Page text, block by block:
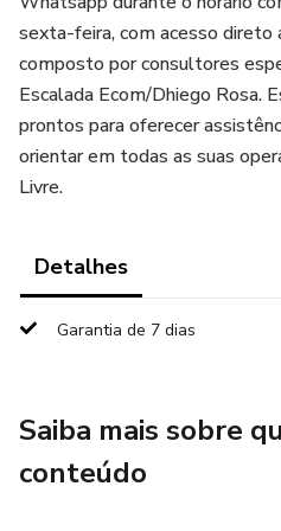
sexta-feira, com acesso direto
composto por consultores
Escalada Ecom/Dhiego Rosa.
prontos para oferecer
orientar em todas as suas
Livre.
Detalhes
Garantia de 7 dias
Saiba mais sobre
conteúdo